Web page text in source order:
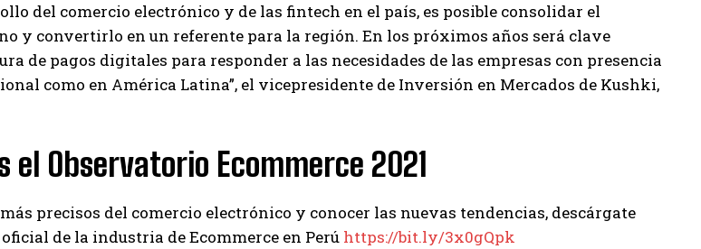
del comercio electrónico y de las fintech en el país, es posible consolidar el
y convertirlo en un referente para la región. En los próximos años será clave
de pagos digitales para responder a las necesidades de las empresas con presencia
como en América Latina”, el vicepresidente de Inversión en Mercados de Kushki,
el Observatorio Ecommerce 2021
precisos del comercio electrónico y conocer las nuevas tendencias, descárgate
de la industria de Ecommerce en Perú https://bit.ly/3x0gQpk